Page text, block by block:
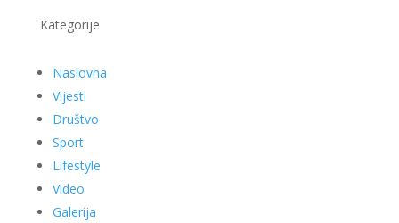
Kategorije
Naslovna
Vijesti
Društvo
Sport
Lifestyle
Video
Galerija